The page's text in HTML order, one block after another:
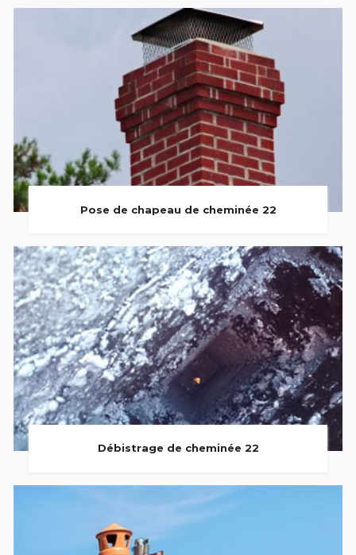
Pose de chapeau de cheminée 22
Débistrage de cheminée 22